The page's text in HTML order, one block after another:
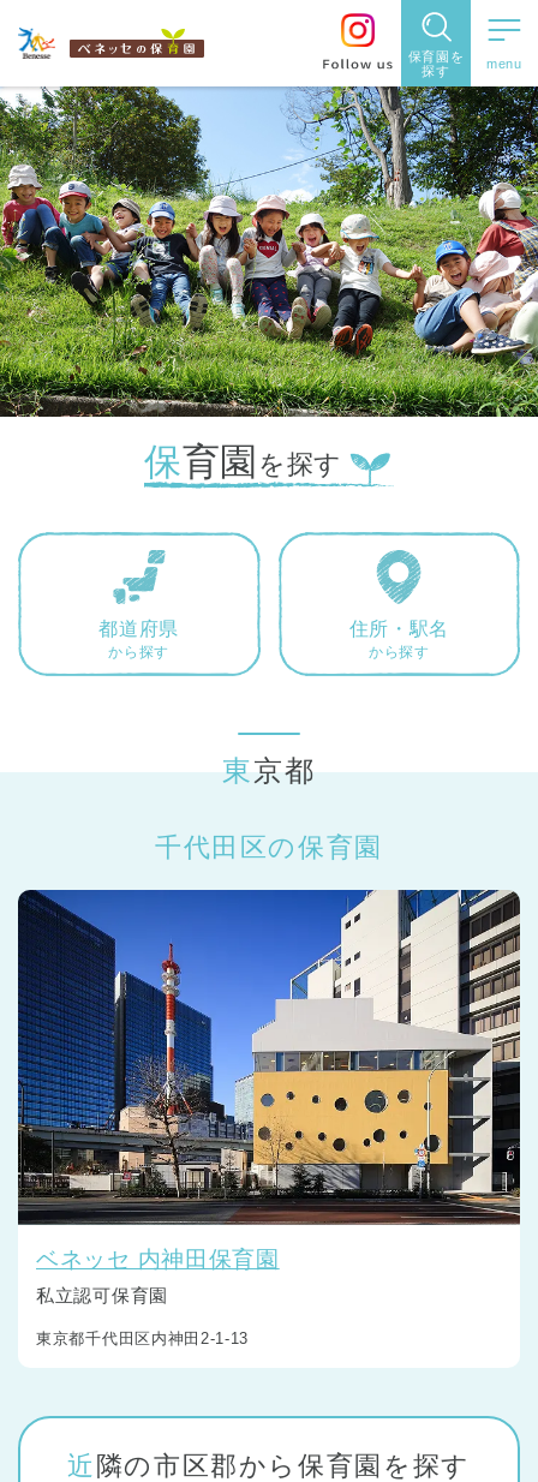
保育園を
探す
保育園を探す
住所・駅
名から探
す
都道府県
東京都
東京都 全域
保育園 を探す
都道府県
から探す
住所・駅名
から探す
東京都
千代田区の保育園
ベネッセ 内神田保育園
私立認可保育園
東京都千代田区内神田2-1-13
近隣の市区郡から保育園を探す
閉じる
から探す
東京都
神奈川県
千葉県
埼玉県
閉じる
住所・駅名 から探す
住所や駅名を入力
検索する